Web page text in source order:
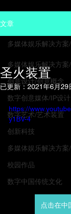
文章
多媒体娱乐解决方案
创意设计/创意概念
数字创意媒体/IP设计
数字艺术/艺术装置
创新科技
多媒体娱乐解决方案
校园作品
数字中国传统文化
多媒体娱乐解决方案
圣火装置
已更新：2021年6月29
https://
y1BV-4
点击在中